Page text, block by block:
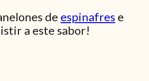
de espinafres e
a este sabor!